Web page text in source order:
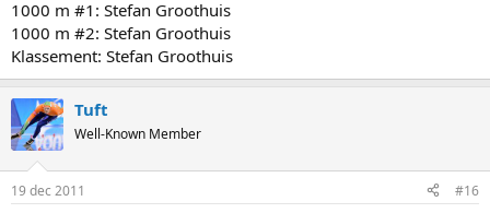
1000 m #1: Stefan Groothuis
1000 m #2: Stefan Groothuis
Klassement: Stefan Groothuis
Tuft
Well-Known Member
19 dec 2011 #16